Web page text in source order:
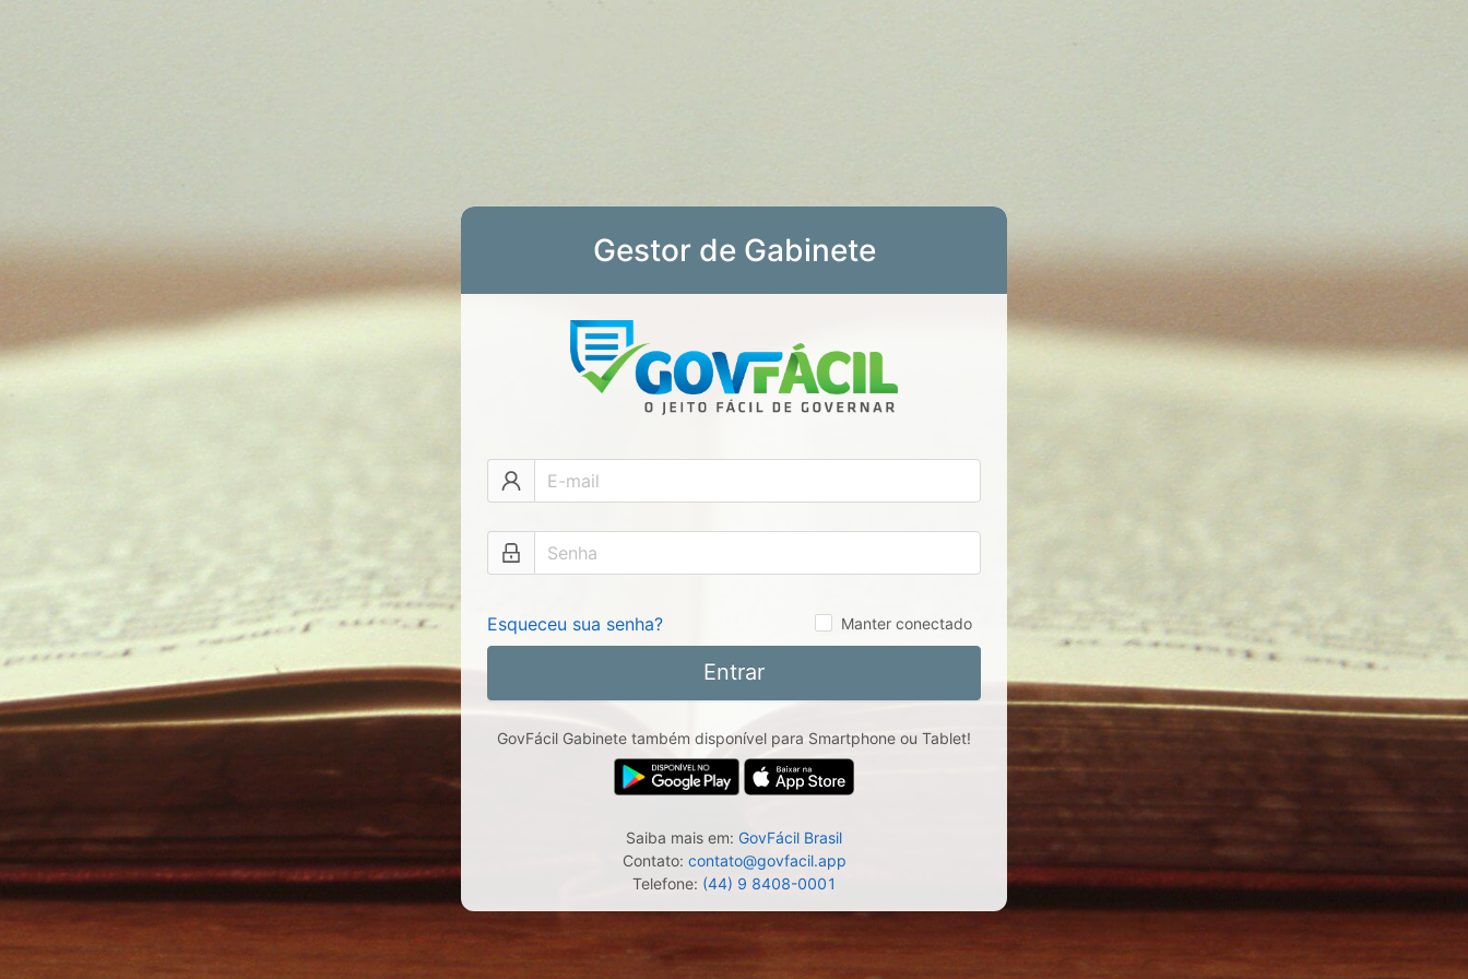
Gestor de Gabinete
Esqueceu sua senha? Manter conectado
Entrar
GovFácil Gabinete também disponível para Smartphone ou Tablet!
Saiba mais em: GovFácil Brasil
Contato: contato@govfacil.app
Telefone: (44) 9 8408-0001